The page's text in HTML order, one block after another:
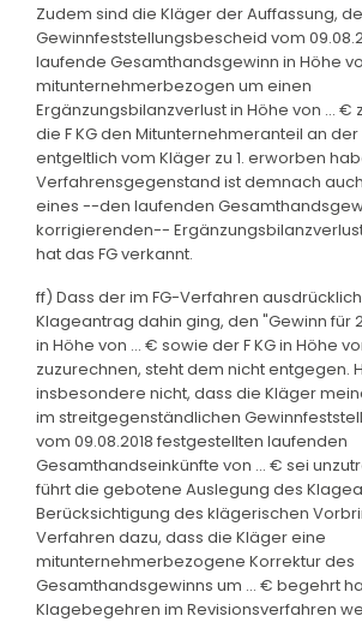
Zudem sind die Kläger der Auffassung,
Gewinnfeststellungsbescheid vom
laufende Gesamthandsgewinn in Höhe
mitunternehmerbezogen um einen
Ergänzungsbilanzverlust in Höhe von ... €
die F KG den Mitunternehmeranteil an der
entgeltlich vom Kläger zu 1. erworben
Verfahrensgegenstand ist demnach
eines --den laufenden
korrigierenden--
hat das FG verkannt.
ff) Dass der im FG-Verfahren
Klageantrag dahin ging, den "Gewinn für
in Höhe von ... € sowie der F KG in Höhe
zuzurechnen, steht dem nicht entgegen.
insbesondere nicht, dass die Kläger
im streitgegenständlichen
vom 09.08.2018 festgestellten laufenden
Gesamthandseinkünfte von ... € sei
führt die gebotene Auslegung des
Berücksichtigung des klägerischen
Verfahren dazu, dass die Kläger eine
mitunternehmerbezogene Korrektur des
Gesamthandsgewinns um ... € begehrt
Klagebegehren im Revisionsverfahren